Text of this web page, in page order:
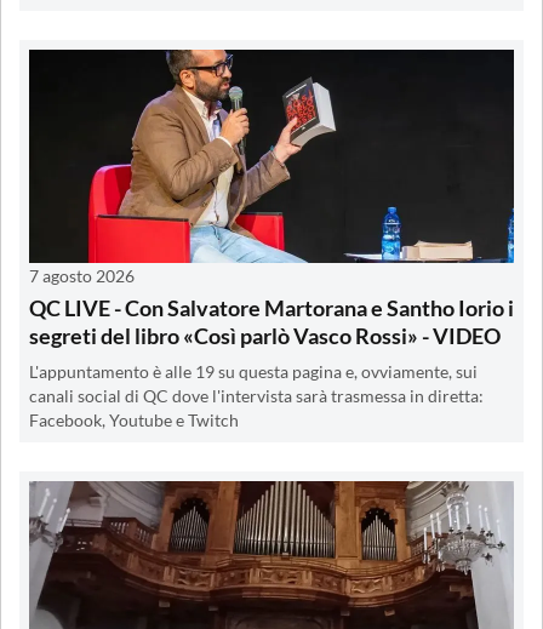
7 agosto 2026
QC LIVE - Con Salvatore Martorana e Santho Iorio i
segreti del libro «Così parlò Vasco Rossi» - VIDEO
L'appuntamento è alle 19 su questa pagina e, ovviamente, sui
canali social di QC dove l'intervista sarà trasmessa in diretta:
Facebook, Youtube e Twitch